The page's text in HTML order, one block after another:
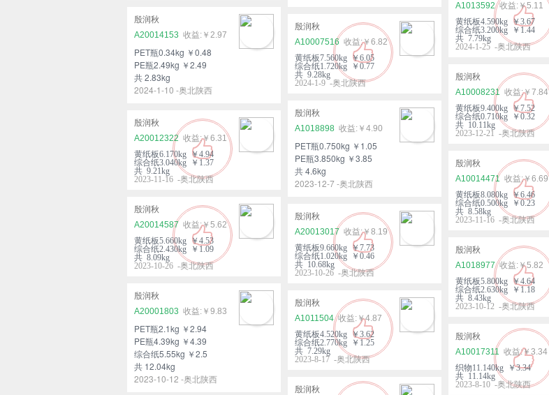
A1013592
￥5.11
黄纸板4.590kg ￥3.67
综合纸3.200kg ￥1.44
共 7.79kg
2024-1-25 -奥北陕西
殷润秋
A20014153
￥2.97
PET瓶0.34kg ￥0.48
PE瓶2.49kg ￥2.49
共 2.83kg
2024-1-10 -奥北陕西
殷润秋
A10007516
￥6.82
黄纸板7.560kg ￥6.05
综合纸1.720kg ￥0.77
共 9.28kg
2024-1-9 -奥北陕西
殷润秋
A10008231
￥7.84
黄纸板9.400kg ￥7.52
综合纸0.710kg ￥0.32
共 10.11kg
2023-12-21 -奥北陕西
殷润秋
A1018898
￥4.90
PET瓶0.750kg ￥1.05
PE瓶3.850kg ￥3.85
共 4.6kg
2023-12-7 -奥北陕西
殷润秋
A20012322
￥6.31
黄纸板6.170kg ￥4.94
综合纸3.040kg ￥1.37
共 9.21kg
2023-11-16 -奥北陕西
殷润秋
A10014471
￥6.69
黄纸板8.080kg ￥6.46
综合纸0.500kg ￥0.23
共 8.58kg
2023-11-16 -奥北陕西
殷润秋
A20014587
￥5.62
黄纸板5.660kg ￥4.53
综合纸2.430kg ￥1.09
共 8.09kg
2023-10-26 -奥北陕西
殷润秋
A20013017
￥8.19
黄纸板9.660kg ￥7.73
综合纸1.020kg ￥0.46
共 10.68kg
2023-10-26 -奥北陕西
殷润秋
A1018977
￥5.82
黄纸板5.800kg ￥4.64
综合纸2.630kg ￥1.18
共 8.43kg
2023-10-12 -奥北陕西
殷润秋
A20001803
￥9.83
PET瓶2.1kg ￥2.94
PE瓶4.39kg ￥4.39
综合纸5.55kg ￥2.5
共 12.04kg
2023-10-12 -奥北陕西
殷润秋
A1011504
￥4.87
黄纸板4.520kg ￥3.62
综合纸2.770kg ￥1.25
共 7.29kg
2023-8-17 -奥北陕西
殷润秋
A10017311
￥3.34
织物11.140kg ￥3.34
共 11.14kg
2023-8-10 -奥北陕西
殷润秋